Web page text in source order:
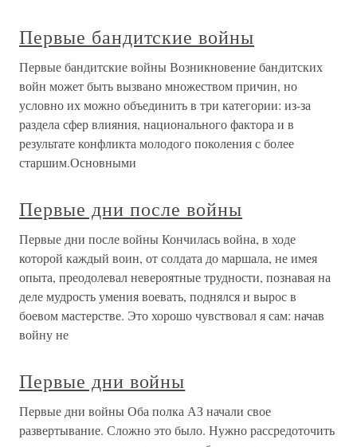
Первые бандитские войны
Первые бандитские войны Возникновение бандитских
войн может быть вызвано множеством причин, но
условно их можно объединить в три категории: из-за
раздела сфер влияния, национального фактора и в
результате конфликта молодого поколения с более
старшим.Основными
Первые дни после войны
Первые дни после войны Кончилась война, в ходе
которой каждый воин, от солдата до маршала, не имея
опыта, преодолевал невероятные трудности, познавая на
деле мудрость умения воевать, поднялся и вырос в
боевом мастерстве. Это хорошо чувствовал я сам: начав
войну не
Первые дни войны
Первые дни войны Оба полка АЗ начали свое
развертывание. Сложно это было. Нужно рассредоточить